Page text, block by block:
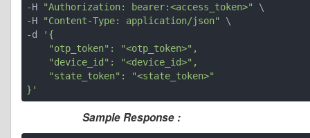
-H
"Authorization: bearer:<access_token>"
\
-H
"Content-Type: application/json"
\
-d
'{
}'
Sample Response :